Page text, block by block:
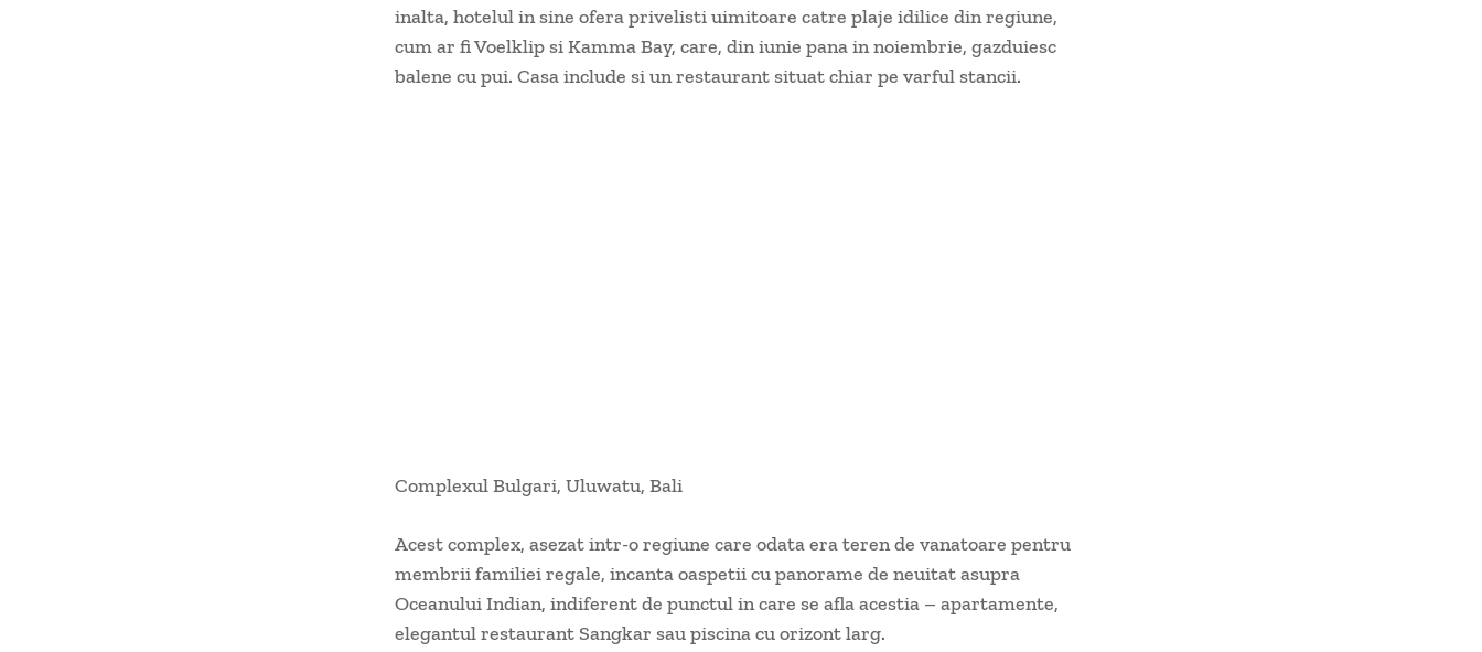
inalta, hotelul in sine ofera privelisti uimitoare catre plaje idilice din regiune,
cum ar fi Voelklip si Kamma Bay, care, din iunie pana in noiembrie, gazduiesc
balene cu pui. Casa include si un restaurant situat chiar pe varful stancii.
Complexul Bulgari, Uluwatu, Bali
Acest complex, asezat intr-o regiune care odata era teren de vanatoare pentru
membrii familiei regale, incanta oaspetii cu panorame de neuitat asupra
Oceanului Indian, indiferent de punctul in care se afla acestia – apartamente,
elegantul restaurant Sangkar sau piscina cu orizont larg.